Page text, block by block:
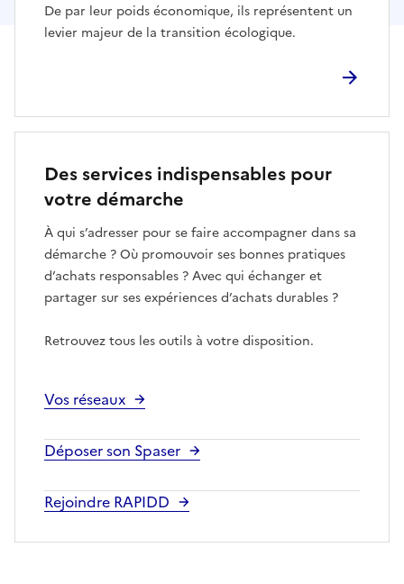
De par leur poids économique, ils représentent un
levier majeur de la transition écologique.
Des services indispensables pour
votre démarche
À qui s’adresser pour se faire accompagner dans sa
démarche ? Où promouvoir ses bonnes pratiques
d’achats responsables ? Avec qui échanger et
partager sur ses expériences d’achats durables ?
Retrouvez tous les outils à votre disposition.
Vos réseaux
Déposer son Spaser
Rejoindre RAPIDD